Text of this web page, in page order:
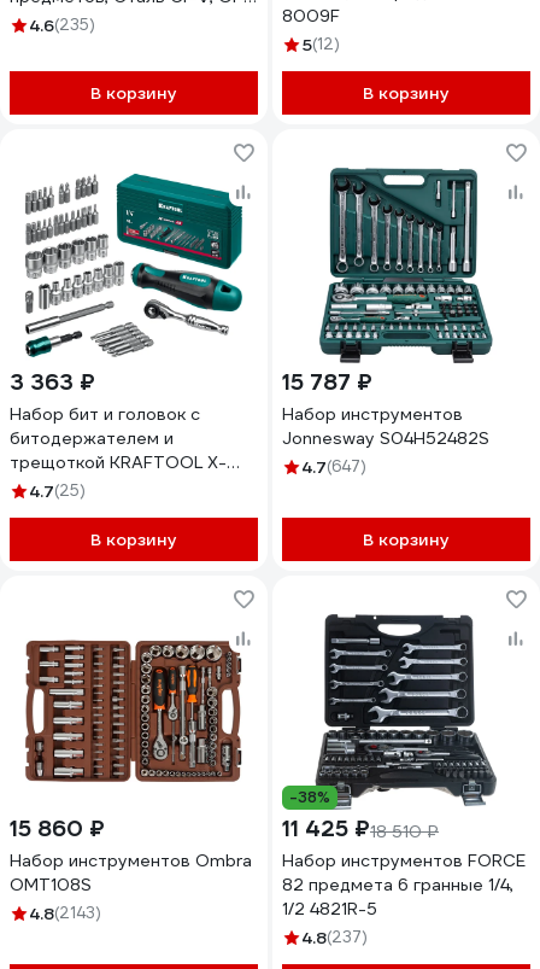
574.6(235)
В корзину
8009F
5(12)
В корзину
3 363 ₽
Набор бит и головок с
битодержателем и
трещоткой KRAFTOOL X-
drive 49 шт 25816
4.7(25)
В корзину
15 787 ₽
Набор инструментов
Jonnesway S04H52482S
4.7(647)
В корзину
15 860 ₽
Набор инструментов Ombra
OMT108S
4.8(2143)
-38%
11 425 ₽18 510 ₽
Набор инструментов FORCE
82 предмета 6 гранные 1/4,
1/2 4821R-5
4.8(237)